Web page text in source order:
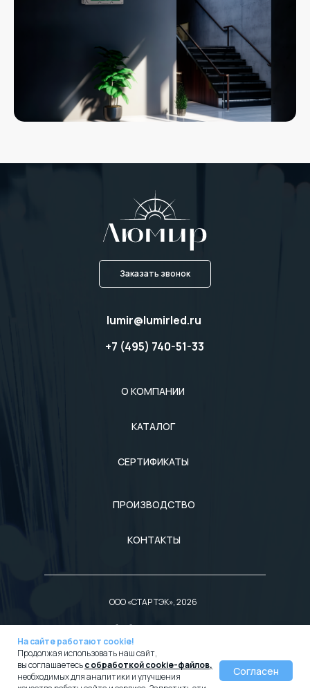
Политика обработки персональных данных
Согласие на обработку персональных данных
ООО «СТАР ТЭК», 2026
О КОМПАНИИ
КАТАЛОГ
СЕРТИФИКАТЫ
ПРОИЗВОДСТВО
КОНТАКТЫ
+7 (495) 740-51-33
lumir@lumirled.ru
Заказать звонок
На сайте работают cookie!
Продолжая использовать наш сайт,
вы соглашаетесьс обработкой cookie-файлов,
необходимых для аналитики и улучшения
Согласен